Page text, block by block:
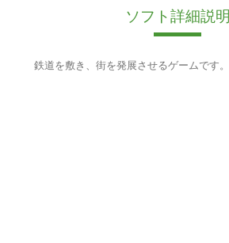
ソフト詳細説明
鉄道を敷き、街を発展させるゲームです。